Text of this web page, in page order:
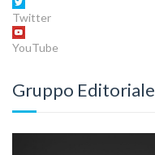
Twitter
YouTube
Gruppo Editoriale